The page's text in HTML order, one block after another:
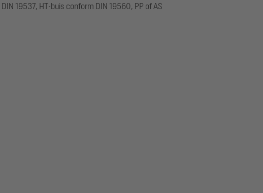
19537, HT-buis conform DIN 19560, PP of AS